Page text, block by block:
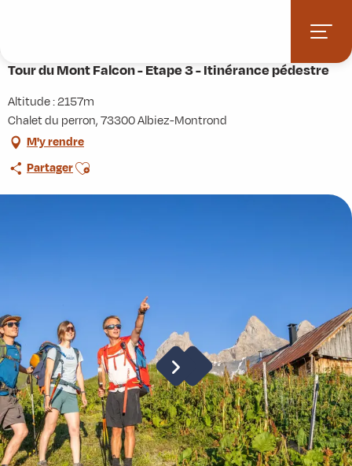
principal
Tour du Mont Falcon - Etape 3 - Itinérance pédestre
Altitude : 2157m
Chalet du perron, 73300 Albiez-Montrond
M'y rendre
PartagerAjouter aux favoris